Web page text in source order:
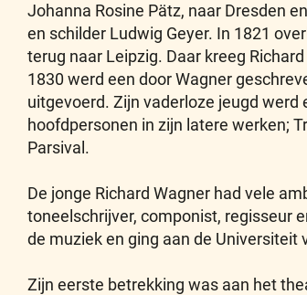
Johanna Rosine Pätz, naar Dresden
en schilder Ludwig Geyer. In 1821
terug naar Leipzig. Daar kreeg
1830 werd een door Wagner
uitgevoerd. Zijn vaderloze jeugd werd
hoofdpersonen in zijn latere werken;
Parsival.
De jonge Richard Wagner had vele
toneelschrijver, componist, regisseur
de muziek en ging aan de Universiteit
Zijn eerste betrekking was aan het